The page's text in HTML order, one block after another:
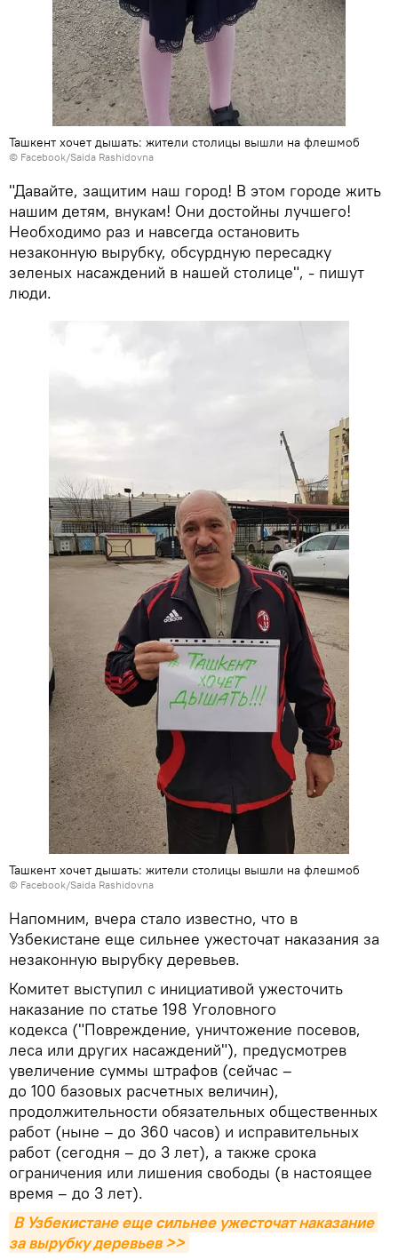
Ташкент хочет дышать: жители столицы вышли на флешмоб
© Facebook/Saida Rashidovna
"Давайте, защитим наш город! В этом городе жить
нашим детям, внукам! Они достойны лучшего!
Необходимо раз и навсегда остановить
незаконную вырубку, обсурдную пересадку
зеленых насаждений в нашей столице", - пишут
люди.
Ташкент хочет дышать: жители столицы вышли на флешмоб
© Facebook/Saida Rashidovna
Напомним, вчера стало известно, что в
Узбекистане еще сильнее ужесточат наказания за
незаконную вырубку деревьев.
Комитет выступил с инициативой ужесточить
наказание по статье 198 Уголовного
кодекса ("Повреждение, уничтожение посевов,
леса или других насаждений"), предусмотрев
увеличение суммы штрафов (сейчас –
до 100 базовых расчетных величин),
продолжительности обязательных общественных
работ (ныне – до 360 часов) и исправительных
работ (сегодня – до 3 лет), а также срока
ограничения или лишения свободы (в настоящее
время – до 3 лет).
В Узбекистане еще сильнее ужесточат наказание
за вырубку деревьев >>